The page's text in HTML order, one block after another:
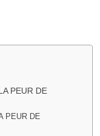
PEUR DE
PEUR DE